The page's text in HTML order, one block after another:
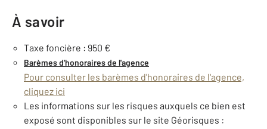
À savoir
Taxe foncière : 950 €
Barèmes d'honoraires de l'agence
Pour consulter les barèmes d'honoraires de l'agence,
cliquez ici
Les informations sur les risques auxquels ce bien est
exposé sont disponibles sur le site Géorisques :